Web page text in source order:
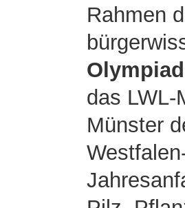
Rahmen
das LWL-
Münster